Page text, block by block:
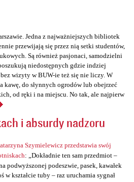
Jedna z najważniejszych bibliotek
przewijają się przez nią setki studentów,
Są również pasjonaci, samodzielni
niedostępnych gdzie indziej
wizyty w BUW-ie też się nie liczy. W
do słynnych ogrodów lub obejrzeć
od ręki i na miejscu. No tak, ale najpierw
i absurdy nadzoru
Szymielewicz przedstawia swój
: „Dokładnie ten sam przedmiot –
podwyższonej podeszwie, pasek, kawałek
w kształcie tuby – raz uruchamia sygnał